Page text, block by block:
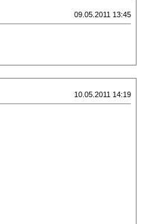
09.05.2011 13:45
10.05.2011 14:19